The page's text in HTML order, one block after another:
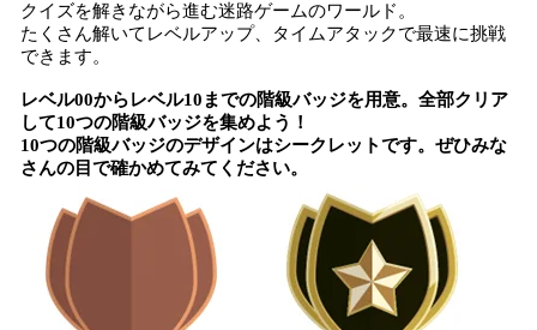
クイズを解きながら進む迷路ゲームのワールド。
たくさん解いてレベルアップ、タイムアタックで最速に挑戦
できます。
レベル00からレベル10までの階級バッジを用意。全部クリア
して10つの階級バッジを集めよう！
10つの階級バッジのデザインはシークレットです。ぜひみな
さんの目で確かめてみてください。